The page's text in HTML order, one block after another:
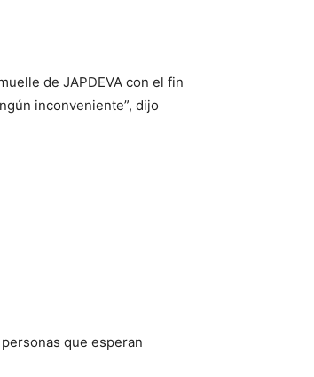
de JAPDEVA con el fin
inconveniente”, dijo
que esperan